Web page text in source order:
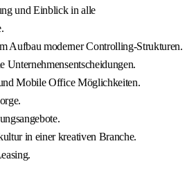
und Einblick in alle
Aufbau moderner Controlling-Strukturen.
Unternehmensentscheidungen.
Mobile Office Möglichkeiten.
in einer kreativen Branche.